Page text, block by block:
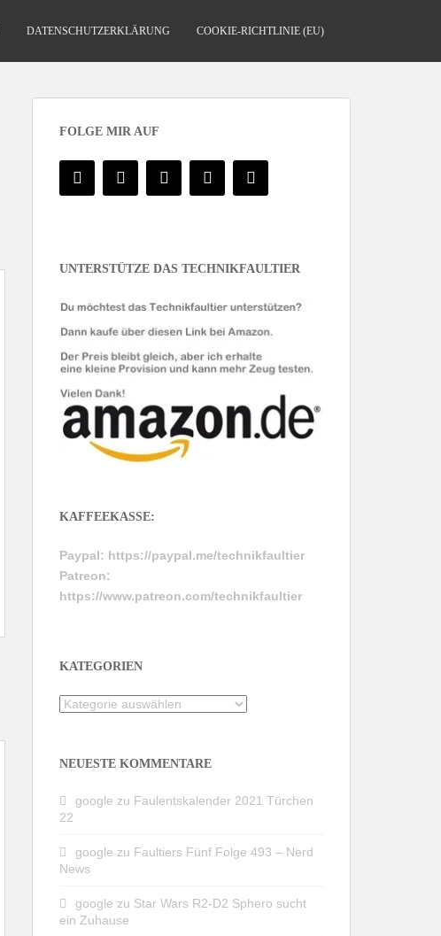
DATENSCHUTZERKLÄRUNG COOKIE-RICHTLINIE (EU)
FOLGE MIR AUF
UNTERSTÜTZE DAS TECHNIKFAULTIER
KAFFEEKASSE:
Paypal: https://paypal.me/technikfaultier
Patreon:
https://www.patreon.com/technikfaultier
KATEGORIEN
Kategorien
NEUESTE KOMMENTARE
google zu Faulentskalender 2021 Türchen
22
google zu Faultiers Fünf Folge 493 – Nerd
News
google zu Star Wars R2-D2 Sphero sucht
ein Zuhause